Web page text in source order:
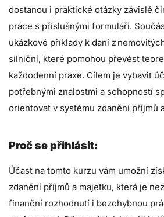
dostanou i praktické otázky závislé
práce s příslušnými formuláři.
ukázkové příklady k dani z
silniční, které pomohou převést
každodenní praxe. Cílem je vybavit
potřebnými znalostmi a schopností
orientovat v systému zdanění příjmů
Proč se přihlásit:
Účast na tomto kurzu vám umožní
zdanění příjmů a majetku, která je
finanční rozhodnutí i bezchybnou